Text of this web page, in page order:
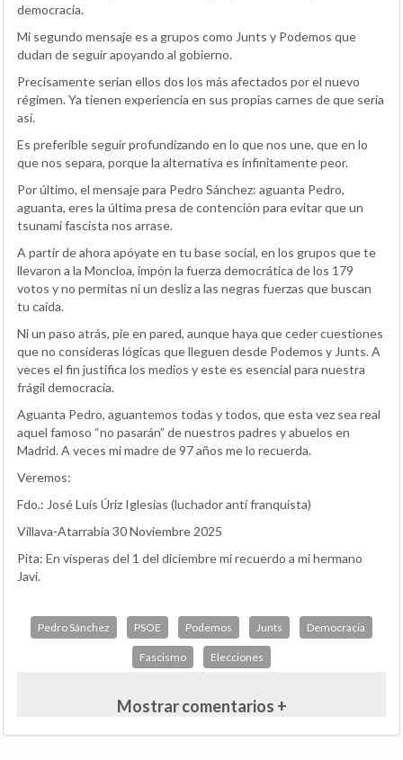
democracia.
Mi segundo mensaje es a grupos como Junts y Podemos que
dudan de seguir apoyando al gobierno.
Precisamente serían ellos dos los más afectados por el nuevo
régimen. Ya tienen experiencia en sus propias carnes de que sería
así.
Es preferible seguir profundizando en lo que nos une, que en lo
que nos separa, porque la alternativa es infinitamente peor.
Por último, el mensaje para Pedro Sánchez: aguanta Pedro,
aguanta, eres la última presa de contención para evitar que un
tsunami fascista nos arrase.
A partir de ahora apóyate en tu base social, en los grupos que te
llevaron a la Moncloa, impón la fuerza democrática de los 179
votos y no permitas ni un desliz a las negras fuerzas que buscan
tu caída.
Ni un paso atrás, pie en pared, aunque haya que ceder cuestiones
que no consideras lógicas que lleguen desde Podemos y Junts. A
veces el fin justifica los medios y este es esencial para nuestra
frágil democracia.
Aguanta Pedro, aguantemos todas y todos, que esta vez sea real
aquel famoso “no pasarán” de nuestros padres y abuelos en
Madrid. A veces mi madre de 97 años me lo recuerda.
Veremos:
Fdo.: José Luis Úriz Iglesias (luchador anti franquista)
Villava-Atarrabia 30 Noviembre 2025
Pita: En vísperas del 1 del diciembre mi recuerdo a mi hermano
Javi.
Pedro Sánchez PSOE Podemos Junts Democracia
Fascismo Elecciones
Mostrar comentarios +